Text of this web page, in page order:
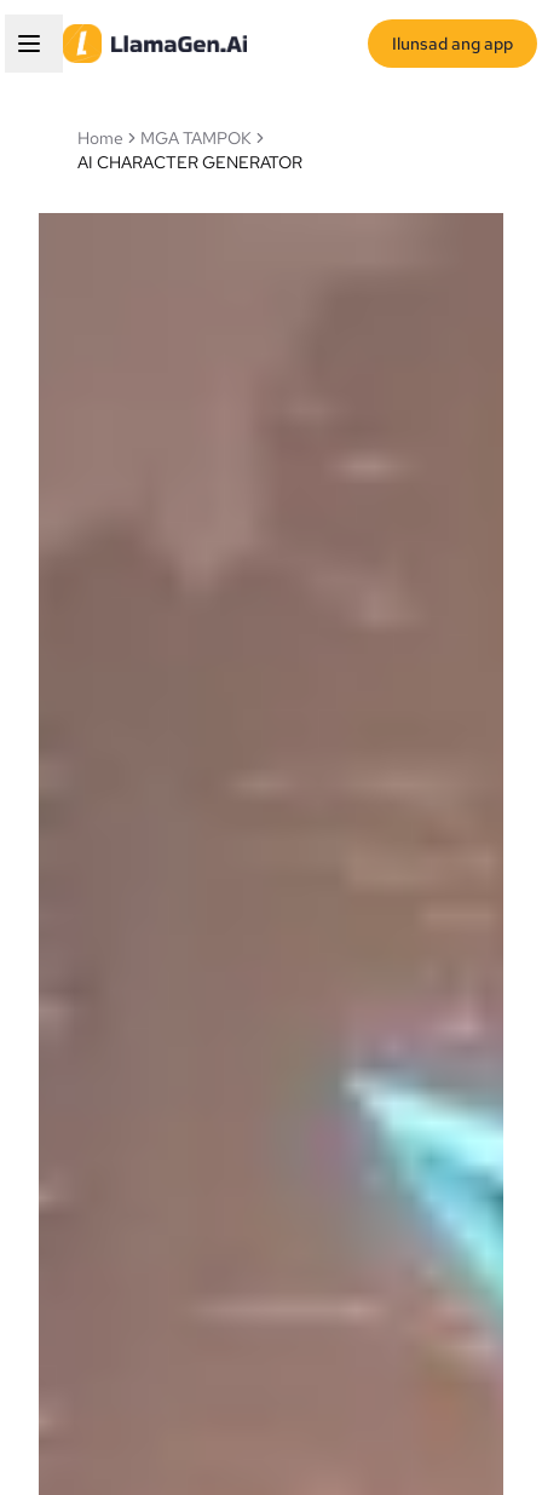
Ilunsad ang app
Home
MGA TAMPOK
AI CHARACTER GENERATOR